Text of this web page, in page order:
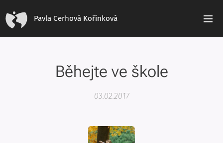
Pavla Cerhová Kořínková
Běhejte ve škole
03.02.2017